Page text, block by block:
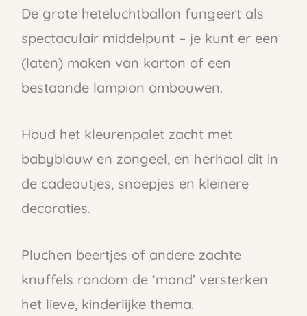
De grote heteluchtballon fungeert als
spectaculair middelpunt – je kunt er een
(laten) maken van karton of een
bestaande lampion ombouwen.
Houd het kleurenpalet zacht met
babyblauw en zongeel, en herhaal dit in
de cadeautjes, snoepjes en kleinere
decoraties.
Pluchen beertjes of andere zachte
knuffels rondom de ‘mand’ versterken
het lieve, kinderlijke thema.